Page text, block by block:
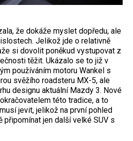
že dokáže myslet dopředu, ale
Jelikož jde o relativně
si dovolit poněkud vystupovat z
těžit. Ukázalo se to již v
používáním motoru Wankel s
svěžího roadsteru MX-5, ale
designu aktuální Mazdy 3. Nové
této tradice, a to
jevit, jelikož na první pohled
připomínat jen další velké SUV s